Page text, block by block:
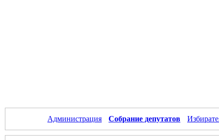
Администрация Собрание депутатов